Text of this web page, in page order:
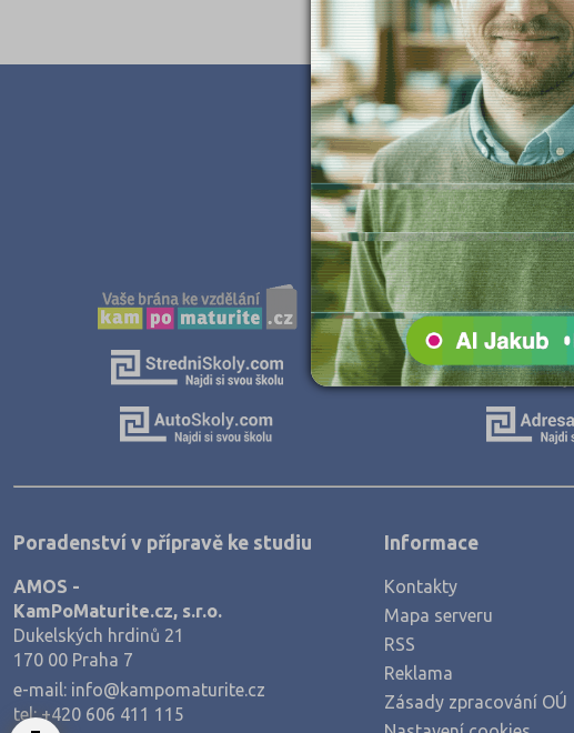
Poradenství v přípravě ke studiu
AMOS -
KamPoMaturite.cz, s.r.o.
Dukelských hrdinů 21
170 00 Praha 7
e-mail: info@kampomaturite.cz
tel:+420 606 411 115
Informace
Kontakty
Mapa serveru
RSS
Reklama
Zásady zpracování OÚ